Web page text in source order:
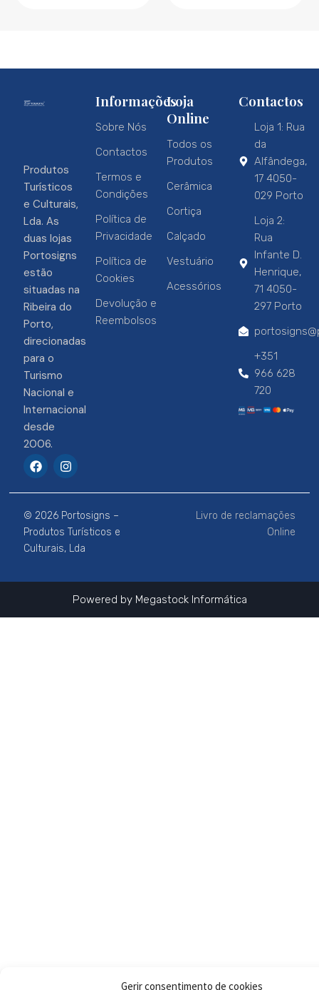
Gerir consentimento de cookies
Produtos
Turísticos
e Culturais,
Lda. As
duas lojas
Portosigns
estão
situadas na
Ribeira do
Porto,
direcionadas
para o
Turismo
Nacional e
Internacional
desde
2006.
F
a
e
b
o
o
k
I
n
t
a
g
r
a
m
Informações
Sobre Nós
Contactos
Termos e
Condições
Política de
Privacidade
Política de
Cookies
Devolução e
Reembolsos
Loja
Online
Todos os
Produtos
Cerâmica
Cortiça
Calçado
Vestuário
Acessórios
Contactos
Loja 1: Rua
da
Alfândega,
17 4050-
029 Porto
Loja 2:
Rua
Infante D.
Henrique,
71 4050-
297 Porto
+351
966 628
720
© 2026 Portosigns –
Produtos Turísticos e
Culturais, Lda
Livro de reclamações
Online
Powered by Megastock Informática